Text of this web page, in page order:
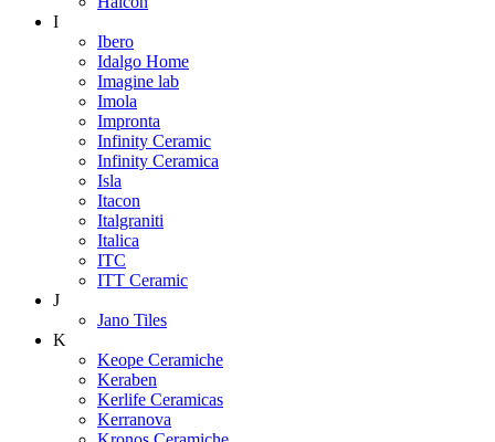
I
Ibero
Idalgo Home
Imagine lab
Imola
Impronta
Infinity Ceramic
Infinity Ceramica
Isla
Itacon
Italgraniti
Italica
ITC
ITT Ceramic
J
Jano Tiles
K
Keope Ceramiche
Keraben
Kerlife Ceramicas
Kerranova